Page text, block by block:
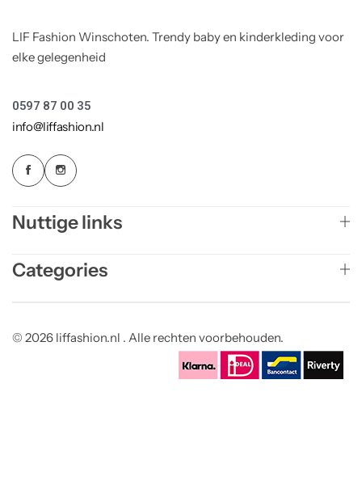
LIF Fashion Winschoten. Trendy baby en kinderkleding voor
elke gelegenheid
0597 87 00 35
info@liffashion.nl
Nuttige links
Categories
© 2026 liffashion.nl . Alle rechten voorbehouden.